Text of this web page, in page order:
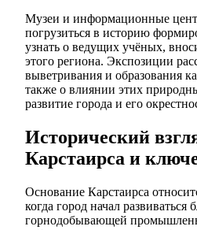
Музеи и информационные
погрузиться в историю
узнать о ведущих учёных,
этого региона. Экспозиции
выветривания и образования
также о влиянии этих
развитие города и его
Исторический
Карстаирса и
Основание Карстаирса
когда город начал развиваться
горнодобывающей